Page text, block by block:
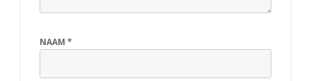
NAAM *